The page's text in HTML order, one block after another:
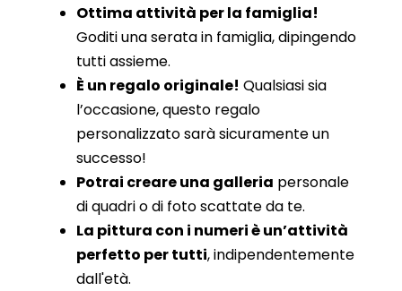
Ottima attività per la famiglia!
Goditi una serata in famiglia, dipingendo
tutti assieme.
È un regalo originale! Qualsiasi sia
l’occasione, questo regalo
personalizzato sarà sicuramente un
successo!
Potrai creare una galleria personale
di quadri o di foto scattate da te.
La pittura con i numeri è un’attività
perfetto per tutti, indipendentemente
dall'età.